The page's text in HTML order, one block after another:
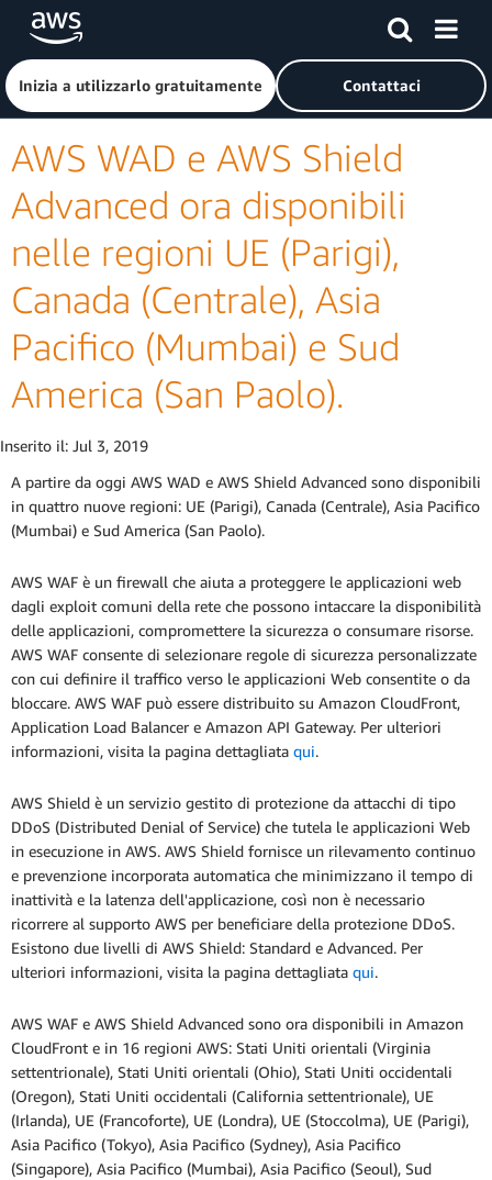
Passa al contenuto principale
Fai clic qui per tornare alla home page di Amazon Web
Inizia a utilizzarlo gratuitamente Contattaci
AWS WAD e AWS Shield
Advanced ora disponibili
nelle regioni UE (Parigi),
Canada (Centrale), Asia
Pacifico (Mumbai) e Sud
America (San Paolo).
Inserito il: Jul 3, 2019
A partire da oggi AWS WAD e AWS Shield Advanced sono disponibili
in quattro nuove regioni: UE (Parigi), Canada (Centrale), Asia Pacifico
(Mumbai) e Sud America (San Paolo).
AWS WAF è un firewall che aiuta a proteggere le applicazioni web
dagli exploit comuni della rete che possono intaccare la disponibilità
delle applicazioni, compromettere la sicurezza o consumare risorse.
AWS WAF consente di selezionare regole di sicurezza personalizzate
con cui definire il traffico verso le applicazioni Web consentite o da
bloccare. AWS WAF può essere distribuito su Amazon CloudFront,
Application Load Balancer e Amazon API Gateway. Per ulteriori
informazioni, visita la pagina dettagliata qui.
AWS Shield è un servizio gestito di protezione da attacchi di tipo
DDoS (Distributed Denial of Service) che tutela le applicazioni Web
in esecuzione in AWS. AWS Shield fornisce un rilevamento continuo
e prevenzione incorporata automatica che minimizzano il tempo di
inattività e la latenza dell'applicazione, così non è necessario
ricorrere al supporto AWS per beneficiare della protezione DDoS.
Esistono due livelli di AWS Shield: Standard e Advanced. Per
ulteriori informazioni, visita la pagina dettagliata qui.
AWS WAF e AWS Shield Advanced sono ora disponibili in Amazon
CloudFront e in 16 regioni AWS: Stati Uniti orientali (Virginia
settentrionale), Stati Uniti orientali (Ohio), Stati Uniti occidentali
(Oregon), Stati Uniti occidentali (California settentrionale), UE
(Irlanda), UE (Francoforte), UE (Londra), UE (Stoccolma), UE (Parigi),
Asia Pacifico (Tokyo), Asia Pacifico (Sydney), Asia Pacifico
(Singapore), Asia Pacifico (Mumbai), Asia Pacifico (Seoul), Sud